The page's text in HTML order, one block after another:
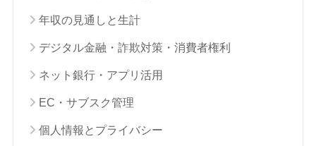
年収の見通しと生計
デジタル金融・詐欺対策・消費者権利
ネット銀行・アプリ活用
EC・サブスク管理
個人情報とプライバシー